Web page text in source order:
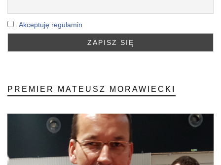
Akceptuję regulamin
PREMIER MATEUSZ MORAWIECKI